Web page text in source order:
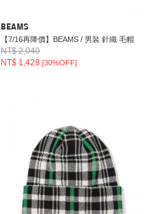
BEAMS
【7/16再降價】BEAMS / 男裝 針織 毛帽
NT$ 2,040
NT$ 1,428[30%OFF]